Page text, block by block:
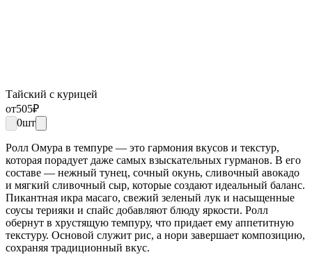
Тайский с курицей
от505₽
0шт
Ролл Омура в темпуре — это гармония вкусов и текстур,
которая порадует даже самых взыскательных гурманов. В его
составе — нежный тунец, сочный окунь, сливочный авокадо
и мягкий сливочный сыр, которые создают идеальный баланс.
Пикантная икра масаго, свежий зеленый лук и насыщенные
соусы терияки и спайс добавляют блюду яркости. Ролл
обернут в хрустящую темпуру, что придает ему аппетитную
текстуру. Основой служит рис, а нори завершает композицию,
сохраняя традиционный вкус.